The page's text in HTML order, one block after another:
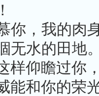
你，我的肉
无水的田地
样仰瞻过你
能和你的荣